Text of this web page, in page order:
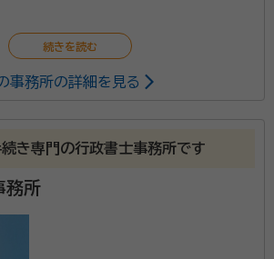
はコミュニケーションです。複雑な
に考えることが重要です。ただ「伝
。また、オンライン相談を導入していま
事務所の詳細を見る
続き専門の行政書士事務所です
務所